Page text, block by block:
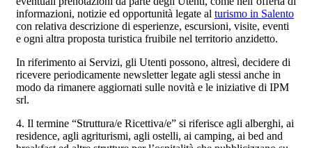
informazioni, notizie ed opportunità legate al turismo in Salento
con relativa descrizione di esperienze, escursioni, visite, eventi
e ogni altra proposta turistica fruibile nel territorio anzidetto.
In riferimento ai Servizi, gli Utenti possono, altresì, decidere di
ricevere periodicamente newsletter legate agli stessi anche in
modo da rimanere aggiornati sulle novità e le iniziative di IPM
srl.
4. Il termine “Struttura/e Ricettiva/e” si riferisce agli alberghi, ai
residence, agli agriturismi, agli ostelli, ai camping, ai bed and